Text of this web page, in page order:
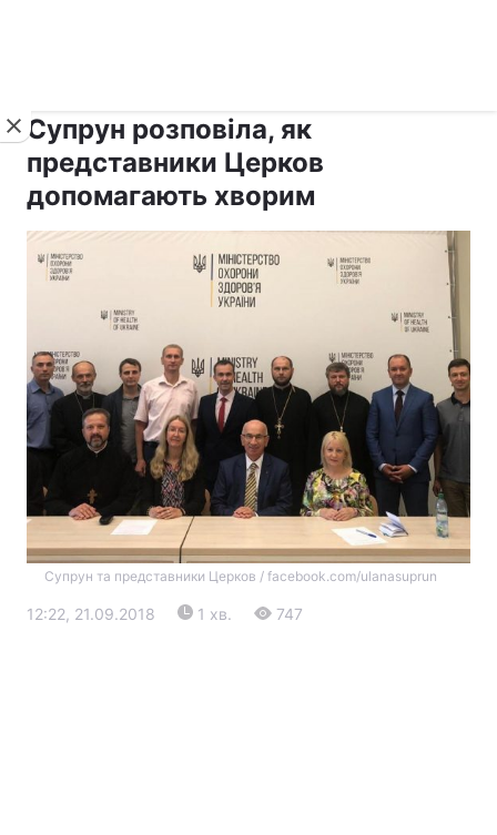
Супрун розповіла, як
представники Церков
допомагають хворим
Супрун та представники Церков / facebook.com/ulanasuprun
12:22, 21.09.2018 1 хв. 747